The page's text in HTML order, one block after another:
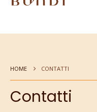
HOME CONTATTI
Contatti